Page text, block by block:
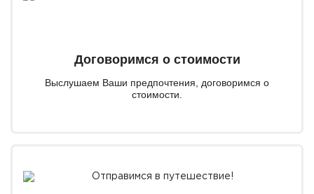
Договоримся о стоимости
Выслушаем Ваши предпочтения, договоримся о
стоимости.